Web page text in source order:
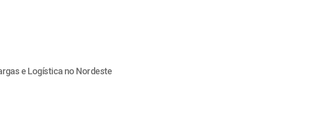
e Logística no Nordeste